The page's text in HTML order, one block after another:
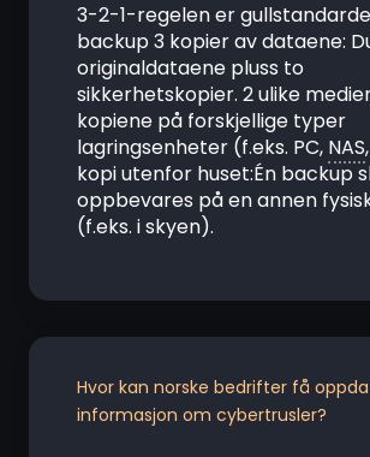
3-2-1-regelen er
backup 3 kopier av dataene:
originaldataene pluss to
sikkerhetskopier. 2 ulike
kopiene på forskjellige typer
lagringsenheter (f.eks. PC, NAS
kopi utenfor huset:Én backup
oppbevares på en annen
(f.eks. i skyen).
Hvor kan norske bedrifter få
informasjon om cybertrusler?